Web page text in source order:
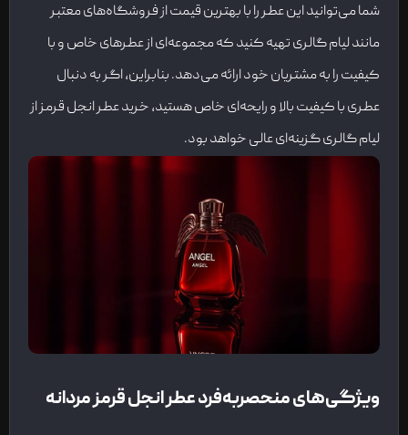
شما می‌توانید این عطر را با بهترین قیمت از فروشگاه‌های معتبر
مانند لیام گالری تهیه کنید که مجموعه‌ای از عطرهای خاص و با
کیفیت را به مشتریان خود ارائه می‌دهد. بنابراین، اگر به دنبال
عطری با کیفیت بالا و رایحه‌ای خاص هستید، خرید عطر انجل قرمز از
لیام گالری گزینه‌ای عالی خواهد بود.
ویژگی‌های منحصربه‌فرد عطر انجل قرمز مردانه